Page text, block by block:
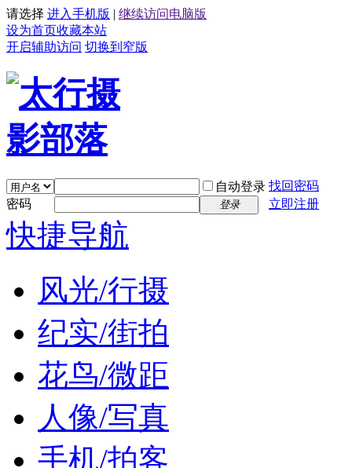
请选择 进入手机版 | 继续访问电脑版
设为首页收藏本站
开启辅助访问 切换到窄版
自动登录 找回密码
密码
登录 立即注册
快捷导航
风光/行摄
纪实/街拍
花鸟/微距
人像/写真
手机/拍客